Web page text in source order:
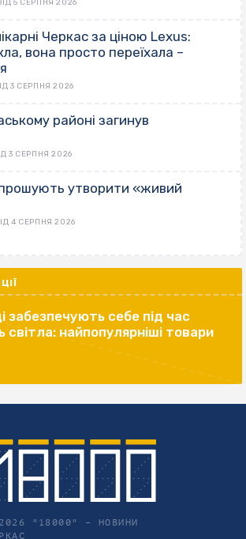
5 СЕРПНЯ 2026
Черкас за ціною Lexus:
вона просто переїхала –
3 СЕРПНЯ 2026
районі загинув
3 СЕРПНЯ 2026
утворити «живий
4 СЕРПНЯ 2026
забезпечують себе під час
світла: найпопулярніші товари
"18000" – НОВИНИ